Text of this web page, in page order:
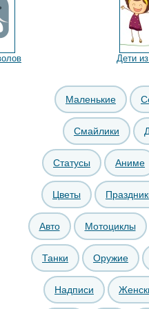
Дети
Маленькие
Смайлики
Статусы Аниме
Цветы
Авто Мотоциклы
Танки Оружие
Надписи